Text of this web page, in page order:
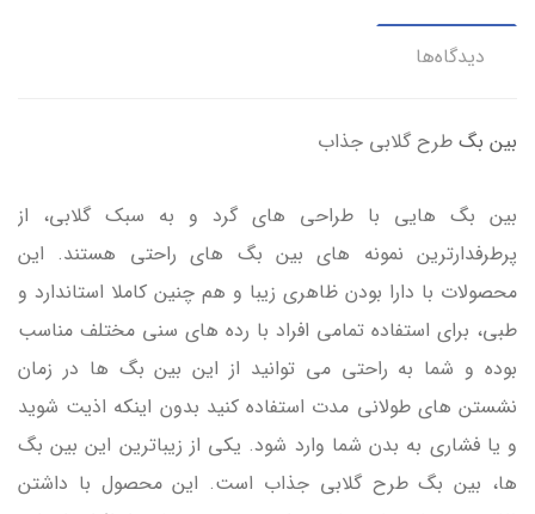
دیدگاه‌ها
بین بگ طرح گلابی جذاب
بین بگ هایی با طراحی های گرد و به سبک گلابی، از
پرطرفدارترین نمونه های بین بگ های راحتی هستند. این
محصولات با دارا بودن ظاهری زیبا و هم چنین کاملا استاندارد و
طبی، برای استفاده تمامی افراد با رده های سنی مختلف مناسب
بوده و شما به راحتی می توانید از این بین بگ ها در زمان
نشستن های طولانی مدت استفاده کنید بدون اینکه اذیت شوید
و یا فشاری به بدن شما وارد شود. یکی از زیباترین این بین بگ
ها، بین بگ طرح گلابی جذاب است. این محصول با داشتن